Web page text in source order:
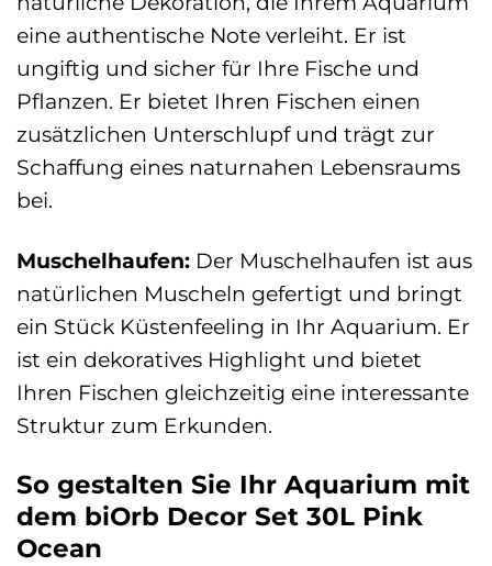
eine authentische Note verleiht. Er ist
ungiftig und sicher für Ihre Fische und
Pflanzen. Er bietet Ihren Fischen einen
zusätzlichen Unterschlupf und trägt zur
Schaffung eines naturnahen Lebensraums
bei.
Muschelhaufen: Der Muschelhaufen ist aus
natürlichen Muscheln gefertigt und bringt
ein Stück Küstenfeeling in Ihr Aquarium. Er
ist ein dekoratives Highlight und bietet
Ihren Fischen gleichzeitig eine interessante
Struktur zum Erkunden.
So gestalten Sie Ihr Aquarium mit
dem biOrb Decor Set 30L Pink
Ocean